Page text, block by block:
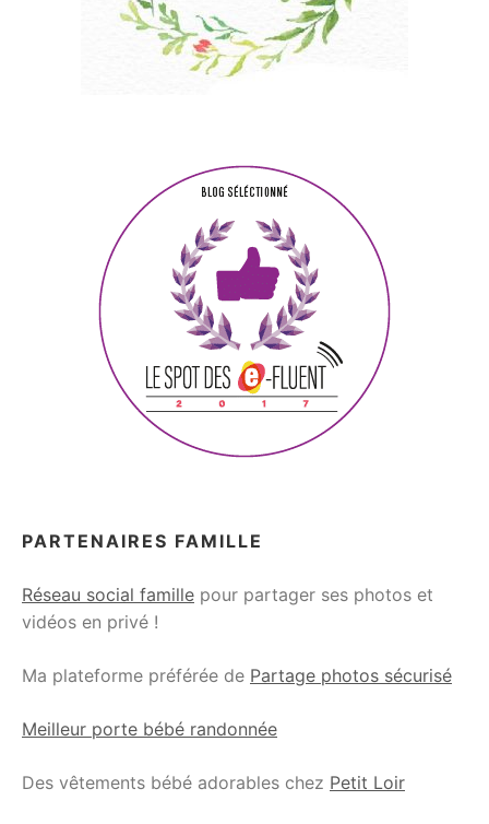
PARTENAIRES FAMILLE
Réseau social famille pour partager ses photos et
vidéos en privé !
Ma plateforme préférée de Partage photos sécurisé
Meilleur porte bébé randonnée
Des vêtements bébé adorables chez Petit Loir